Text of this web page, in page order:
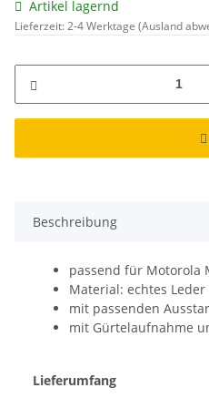
Artikel lagernd
Lieferzeit:2-4 Werktage (Ausland
Beschreibung
passend für Motorola
Material: echtes Leder
mit passenden
mit Gürtelaufnahme
Lieferumfang